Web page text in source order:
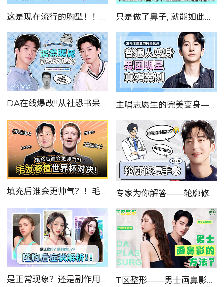
这是现在流行的胸型！！！专家给你详细讲解——UU线条 & I线条！ 1 只是做了鼻子, 就能如此惊艳！！！专家来给你详细讲解！！
DA在线爆改!!从社恐书呆子变成温柔暖男!!—出演韩国《MAKE美男》节目... 主唱志愿生的完美变身——普通人变身男明星的真实案例！！！！
填充后谁会更帅气？！毛发移植世界杯对决！ 专家为你解答——轮廓修复手术Q&A！！
是正常现象？还是副作用？——隆胸后的症状大解析！！！ T区整形——男士画鼻影的方法？男女鼻型的区别？T区的重要性！？